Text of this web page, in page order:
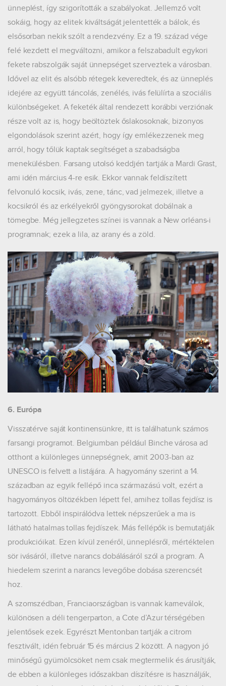
ünneplést, így szigorították a szabályokat. Jellemző volt
sokáig, hogy az elitek kiváltságát jelentették a bálok, és
elsősorban nekik szólt a rendezvény. Ez a 19. század vége
felé kezdett el megváltozni, amikor a felszabadult egykori
fekete rabszolgák saját ünnepséget szerveztek a városban.
Idővel az elit és alsóbb rétegek keveredtek, és az ünneplés
idejére az együtt táncolás, zenélés, ivás felülírta a szociális
különbségeket. A feketék által rendezett korábbi verziónak
része volt az is, hogy beöltöztek őslakosoknak, bizonyos
elgondolások szerint azért, hogy így emlékezzenek meg
arról, hogy tőlük kaptak segítséget a szabadságba
menekülésben. Farsang utolsó keddjén tartják a Mardi Grast,
ami idén március 4-re esik. Ekkor vannak feldíszített
felvonuló kocsik, ivás, zene, tánc, vad jelmezek, illetve a
kocsikról és az erkélyekről gyöngysorokat dobálnak a
tömegbe. Még jellegzetes színei is vannak a New orléans-i
programnak; ezek a lila, az arany és a zöld.
6. Európa
Visszatérve saját kontinensünkre, itt is találhatunk számos
farsangi programot. Belgiumban például Binche városa ad
otthont a különleges ünnepségnek, amit 2003-ban az
UNESCO is felvett a listájára. A hagyomány szerint a 14.
században az egyik fellépő inca származású volt, ezért a
hagyományos öltözékben lépett fel, amihez tollas fejdísz is
tartozott. Ebből inspirálódva lettek népszerűek a ma is
látható hatalmas tollas fejdíszek. Más fellépők is bemutatják
produkcióikat. Ezen kívül zenéről, ünneplésről, mértéktelen
sör ivásáról, illetve narancs dobálásáról szól a program. A
hiedelem szerint a narancs levegőbe dobása szerencsét
hoz.
A szomszédban, Franciaországban is vannak karneválok,
különösen a déli tengerparton, a Cote d’Azur térségében
jelentősek ezek. Egyrészt Mentonban tartják a citrom
fesztivált, idén február 15 és március 2 között. A nagyon jó
minőségű gyümölcsöket nem csak megtermelik és árusítják,
de ebben a különleges időszakban díszítésre is használják,